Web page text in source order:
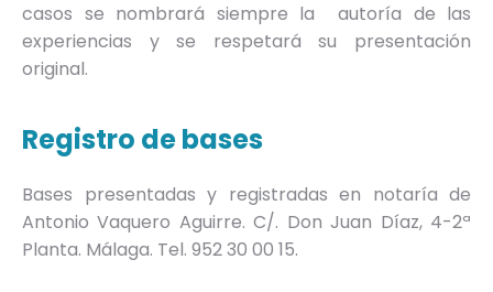
casos se nombrará siempre la autoría de las
experiencias y se respetará su presentación
original.
Registro de bases
Bases presentadas y registradas en notaría de
Antonio Vaquero Aguirre. C/. Don Juan Díaz, 4-2ª
Planta. Málaga. Tel. 952 30 00 15.